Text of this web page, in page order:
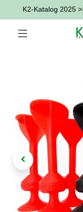
K2-Katalog 2025